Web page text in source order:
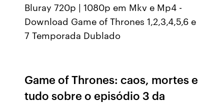
Bluray 720p | 1080p em Mkv e Mp4 -
Download Game of Thrones 1,2,3,4,5,6 e
7 Temporada Dublado
Game of Thrones: caos, mortes e
tudo sobre o episódio 3 da